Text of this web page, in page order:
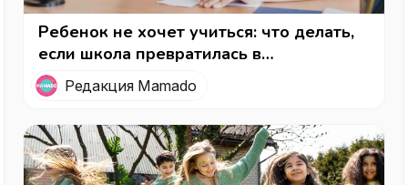
Ребенок не хочет учиться: что делать,
если школа превратилась в
ежедневный стресс?
Редакция Mamado